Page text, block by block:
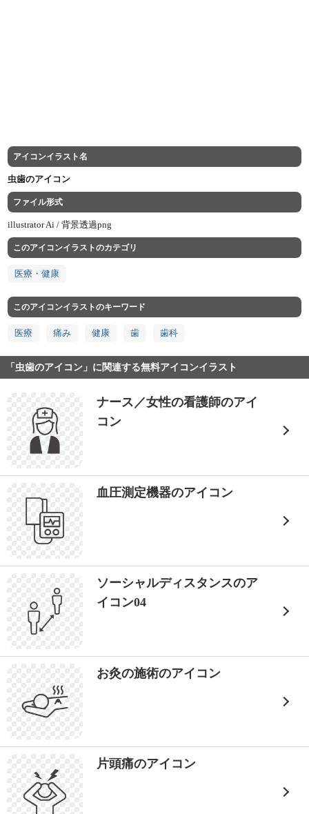
アイコンイラスト名
虫歯のアイコン
ファイル形式
illustrator Ai /背景透過png
このアイコンイラストのカテゴリ
医療・健康
このアイコンイラストのキーワード
医療 痛み 健康 歯 歯科
「虫歯のアイコン」に関連する無料アイコンイラスト
ナース／女性の看護師のアイ
コン
血圧測定機器のアイコン
ソーシャルディスタンスのア
イコン04
お灸の施術のアイコン
片頭痛のアイコン